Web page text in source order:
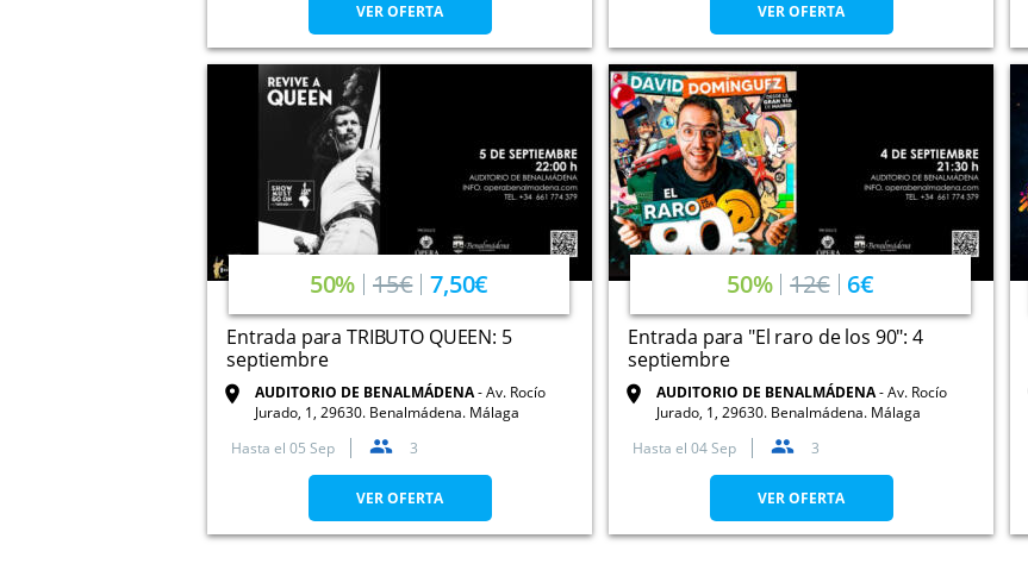
VER OFERTA VER OFERTA
50% 15€ 7,50€
Entrada para TRIBUTO QUEEN: 5
septiembre
AUDITORIO DE BENALMÁDENA Av. Rocío
Jurado, 1, 29630. Benalmádena. Málaga
Hasta el 05 Sep 3
VER OFERTA
50% 12€ 6€
Entrada para "El raro de los 90": 4
septiembre
AUDITORIO DE BENALMÁDENA Av. Rocío
Jurado, 1, 29630. Benalmádena. Málaga
Hasta el 04 Sep 3
VER OFERTA